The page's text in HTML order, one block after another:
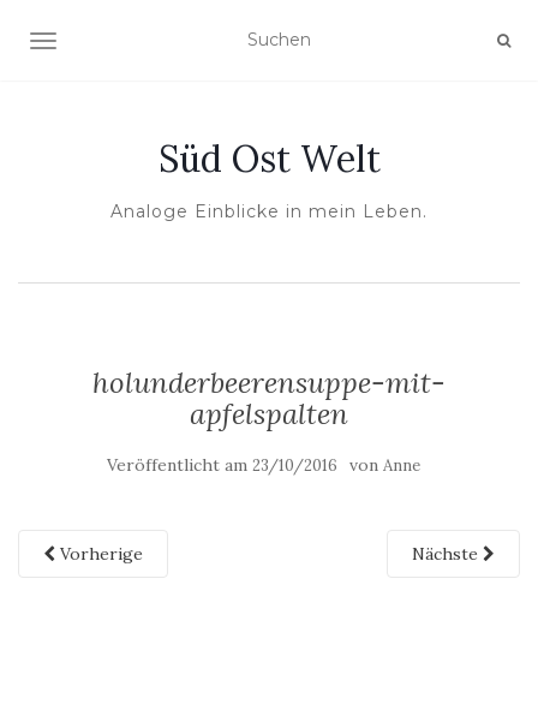
NAVIGATION UMSCHALTEN
Süd Ost Welt
Analoge Einblicke in mein Leben.
holunderbeerensuppe-mit-
apfelspalten
Veröffentlicht am 23/10/2016 von Anne
Vorherige Nächste